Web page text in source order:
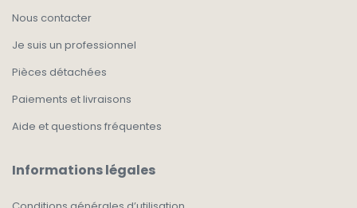
Nous contacter
Je suis un professionnel
Pièces détachées
Paiements et livraisons
Aide et questions fréquentes
Informations légales